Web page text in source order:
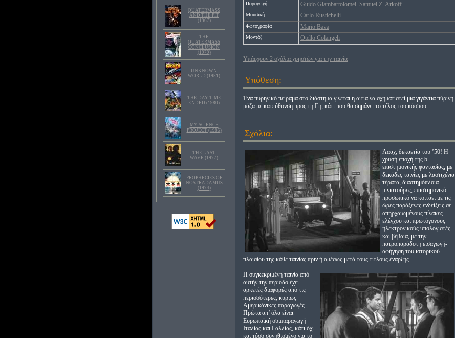
QUATERMASS
AND THE PIT
(1967)
THE
QUATERMASS
CONCLUSION
(1979)
UNKNOWN
WORLD (1951)
THE DAY TIME
ENDED (1980)
MY SCIENCE
PROJECT (1985)
THE LAST
WAVE (1977)
PROPHECIES OF
NOSTRADAMUS
(1974)
Παραγωγή Guido Giambartolomei Samuel Z. Arkoff
Μουσική Carlo Rustichelli
Φωτογραφία Mario Bava
Μοντάζ Otello Colangeli
Υπάρχουν 2 σχόλια χρηστών για την ταινία
Υπόθεση:
Ένα πυρηνικό πείραμα στο διάστημα γίνεται η αιτία να σχηματιστεί μια γιγάντια πύρινη
μάζα με κατεύθυνση προς τη Γη, κάτι που θα σημάνει το τέλος του κόσμου.
Σχόλια:
Άααχ, δεκαετία του ’50! Η
χρυσή εποχή της b-
επιστημονικής φαντασίας, με
δεκάδες ταινίες με λαστιχένια
τέρατα, διαστημόπλοια-
μινιατούρες, επιστημονικό
προσωπικό να κοιτάει με τις
ώρες παράξενες ενδείξεις σε
απηρχαιωμένους πίνακες
ελέγχου και πρωτόγονους
ηλεκτρονικούς υπολογιστές
και βέβαια, με την
πατροπαράδοτη εισαγωγή-
αφήγηση του ιστορικού
πλαισίου της κάθε ταινίας πριν ή αμέσως μετά τους τίτλους έναρξης.
Η συγκεκριμένη ταινία από
αυτήν την περίοδο έχει
αρκετές διαφορές από τις
περισσότερες, κυρίως
Αμερικάνικες παραγωγές.
Πρώτα απ’ όλα είναι
Ευρωπαϊκή συμπαραγωγή
Ιταλίας και Γαλλίας, κάτι όχι
και τόσο συνηθισμένο για το